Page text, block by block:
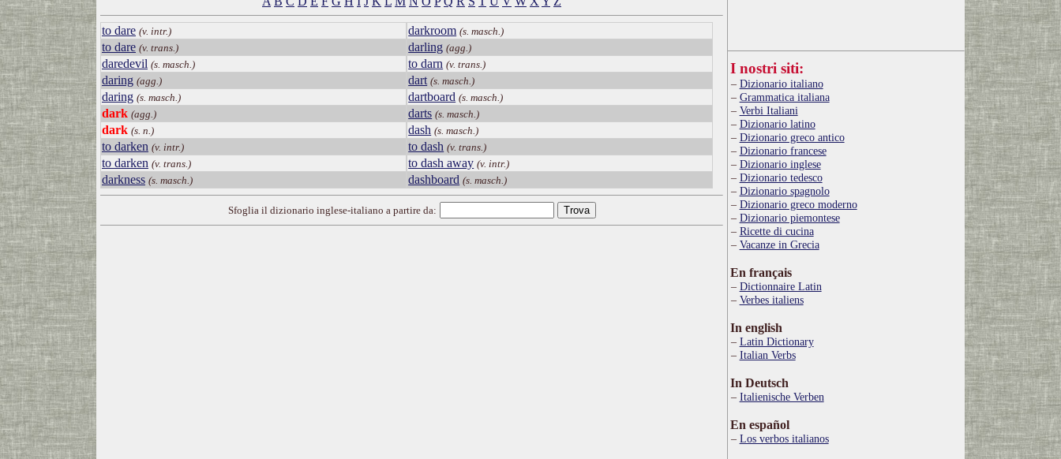
to dare (v. intr.)
to dare (v. trans.)
daredevil (s. masch.)
daring (agg.)
daring (s. masch.)
dark (agg.)
dark (s. n.)
to darken (v. intr.)
to darken (v. trans.)
darkness (s. masch.)
darkroom (s. masch.)
darling (agg.)
to darn (v. trans.)
dart (s. masch.)
dartboard (s. masch.)
darts (s. masch.)
dash (s. masch.)
to dash (v. trans.)
to dash away (v. intr.)
dashboard (s. masch.)
Sfoglia il dizionario inglese-italiano a partire da:
I nostri siti:
Dizionario italiano
Grammatica italiana
Verbi Italiani
Dizionario latino
Dizionario greco antico
Dizionario francese
Dizionario inglese
Dizionario tedesco
Dizionario spagnolo
Dizionario greco moderno
Dizionario piemontese
Ricette di cucina
Vacanze in Grecia
En français
Dictionnaire Latin
Verbes italiens
In english
Latin Dictionary
Italian Verbs
In Deutsch
Italienische Verben
En español
Los verbos italianos